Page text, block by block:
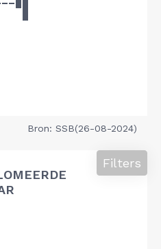
Bron: SSB(26-08-2024)
Filters